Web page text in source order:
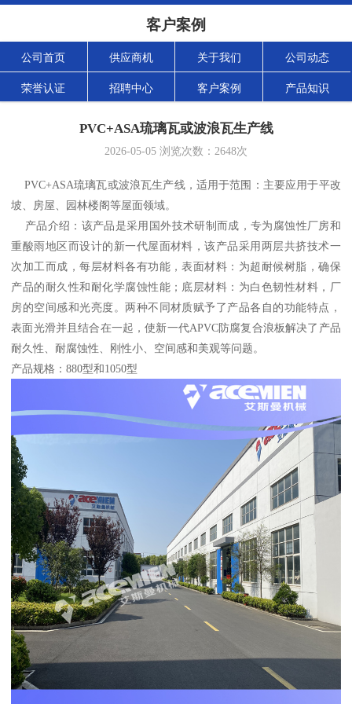
客户案例
公司首页 供应商机 关于我们 公司动态
荣誉认证 招聘中心 客户案例 产品知识
PVC+ASA琉璃瓦或波浪瓦生产线
2026-05-05 浏览次数： 2648次
PVC+ASA琉璃瓦或波浪瓦生产线，适用于范围：主要应用于平改
坡、房屋、园林楼阁等屋面领域。
产品介绍：该产品是采用国外技术研制而成，专为腐蚀性厂房和
重酸雨地区而设计的新一代屋面材料，该产品采用两层共挤技术一
次加工而成，每层材料各有功能，表面材料：为超耐候树脂，确保
产品的耐久性和耐化学腐蚀性能；底层材料：为白色韧性材料，厂
房的空间感和光亮度。两种不同材质赋予了产品各自的功能特点，
表面光滑并且结合在一起，使新一代APVC防腐复合浪板解决了产品
耐久性、耐腐蚀性、刚性小、空间感和美观等问题。
产品规格：880型和1050型